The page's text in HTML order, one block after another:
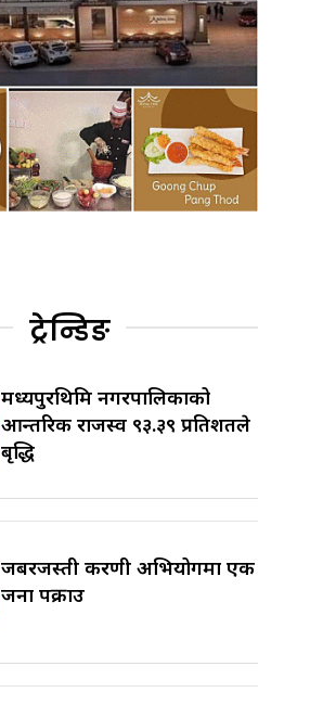
ट्रेन्डिङ
मध्यपुरथिमि नगरपालिकाको
आन्तरिक राजस्व ९३.३९ प्रतिशतले
बृद्धि
जबरजस्ती करणी अभियोगमा एक
जना पक्राउ